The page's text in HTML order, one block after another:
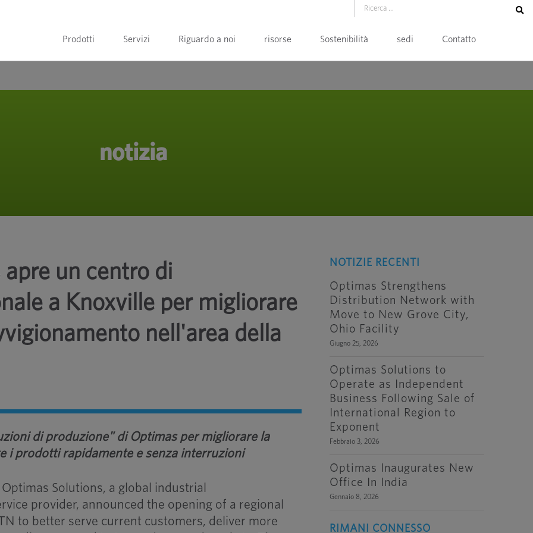
Prodotti Servizi Riguardo a noi risorse Sostenibilità sedi Contatto
notizia
un centro di
a Knoxville per migliorare
nell'area della
di produzione" di Optimas per migliorare la
i prodotti rapidamente e senza interruzioni
Optimas Solutions, a global industrial
provider, announced the opening of a regional
to better serve current customers, deliver more
NOTIZIE RECENTI
Optimas Strengthens
Distribution Network with
Move to New Grove City,
Ohio Facility
Giugno 25, 2026
Optimas Solutions to
Operate as Independent
Business Following Sale of
International Region to
Exponent
Febbraio 3, 2026
Optimas Inaugurates New
Office In India
Gennaio 8, 2026
RIMANI CONNESSO